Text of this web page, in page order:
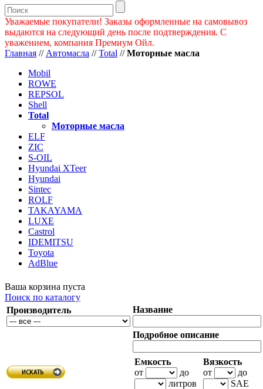
Уважаемые покупатели! Заказы оформленные на самовывоз
выдаются на следующий день после подтверждения. С
уважением, компания Премиум Ойл.
Главная //Автомасла //Total //Моторные масла
Mobil
ROWE
REPSOL
Shell
Total
Моторные масла
ELF
ZIC
S-OIL
Hyundai XTeer
Hyundai
Sintec
ROLF
TAKAYAMA
LUXE
Castrol
IDEMITSU
Toyota
AdBlue
Ваша корзина пуста
Поиск по каталогу
Производитель
Название
Подробное описание
Емкость
от
до
литров
Вязкость
от
до
SAE